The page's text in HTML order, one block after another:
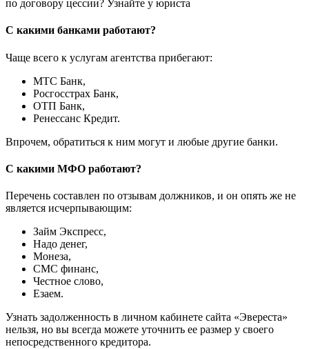
по договору цессии? Узнайте у юриста
С какими банками работают?
Чаще всего к услугам агентства прибегают:
МТС Банк,
Росгосстрах Банк,
ОТП Банк,
Ренессанс Кредит.
Впрочем, обратиться к ним могут и любые другие банки.
С какими МФО работают?
Перечень составлен по отзывам должников, и он опять же не
является исчерпывающим:
Займ Экспресс,
Надо денег,
Монеза,
СМС финанс,
Честное слово,
Езаем.
Узнать задолженность в личном кабинете сайта «Эвереста»
нельзя, но вы всегда можете уточнить ее размер у своего
непосредственного кредитора.